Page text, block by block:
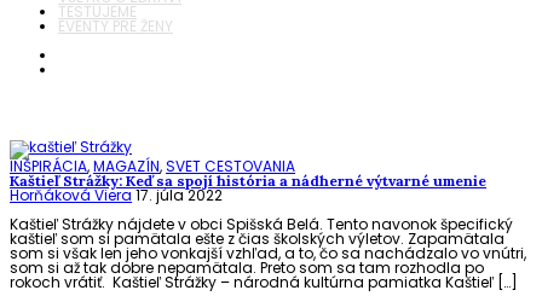
TESTUJEME
EVENTY PRE ŽENY
INŠPIRÁCIA,MAGAZÍN,SVET CESTOVANIA
Kaštieľ Strážky: Keď sa spojí história a nádherné výtvarné umenie
Horňáková Viera17. júla 2022
Kaštieľ Strážky nájdete v obci Spišská Belá. Tento navonok špecifický
kaštieľ som si pamätala ešte z čias školských výletov. Zapamätala
som si však len jeho vonkajší vzhľad, a to, čo sa nachádzalo vo vnútri,
som si až tak dobre nepamätala. Preto som sa tam rozhodla po
rokoch vrátiť. Kaštieľ Strážky – národná kultúrna pamiatka Kaštieľ […]